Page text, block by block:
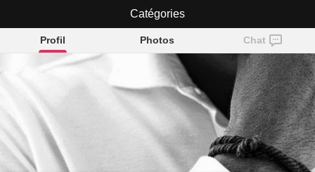
coverboi
Profil Photos Chat
Catégories